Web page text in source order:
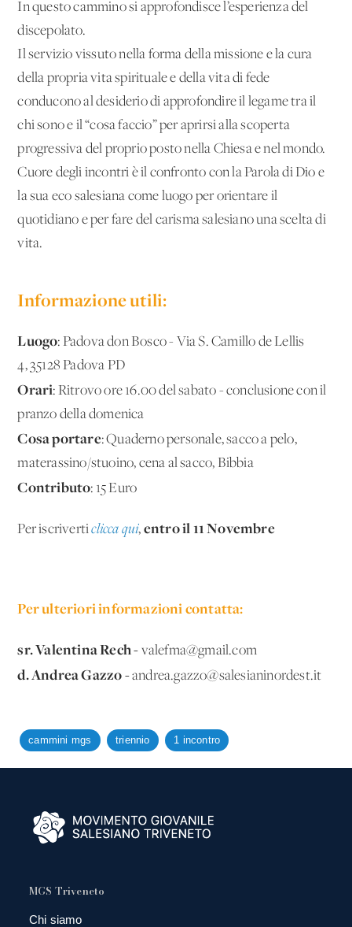
In questo cammino si approfondisce l’esperienza del
discepolato.
Il servizio vissuto nella forma della missione e la cura
della propria vita spirituale e della vita di fede
conducono al desiderio di approfondire il legame tra il
chi sono e il “cosa faccio” per aprirsi alla scoperta
progressiva del proprio posto nella Chiesa e nel mondo.
Cuore degli incontri è il confronto con la Parola di Dio e
la sua eco salesiana come luogo per orientare il
quotidiano e per fare del carisma salesiano una scelta di
vita.
Informazione utili:
Luogo: Padova don Bosco - Via S. Camillo de Lellis
4, 35128 Padova PD
Orari: Ritrovo ore 16.00 del sabato - conclusione con il
pranzo della domenica
Cosa portare: Quaderno personale, sacco a pelo,
materassino/stuoino, cena al sacco, Bibbia
Contributo: 15 Euro
Per iscriverticlicca qui, entro il 11 Novembre
Per ulteriori informazioni contatta:
sr. Valentina Rech - valefma@gmail.com
d. Andrea Gazzo -andrea.gazzo@salesianinordest.it
cammini mgs triennio 1 incontro
MGS Triveneto
Chi siamo